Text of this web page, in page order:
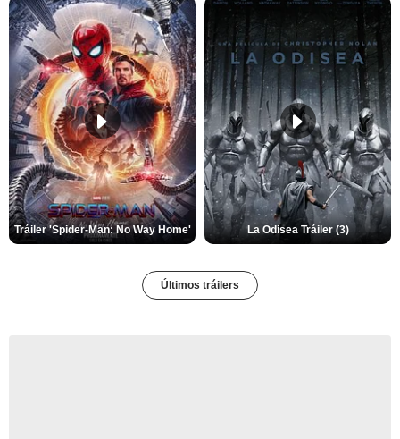
Tráiler 'Spider-Man: No Way Home' La Odisea Tráiler (3)
Últimos tráilers